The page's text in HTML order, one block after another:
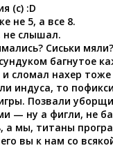
(с) :D
не 5, а все 8.
не слышал.
Сиськи мяли?
багнутое
сломал нахер тоже
индуса, то
Позвали
— ну а фигли, не
а мы, титаны
вы к нам со